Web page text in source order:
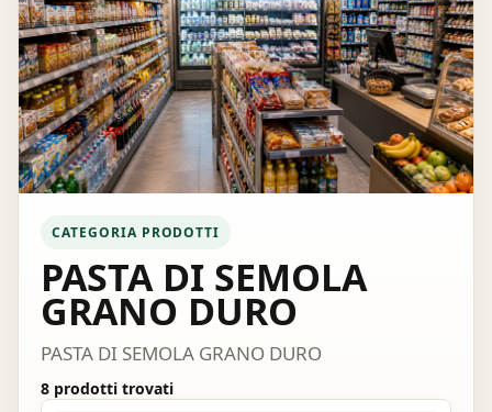
CATEGORIA PRODOTTI
PASTA DI SEMOLA
GRANO DURO
PASTA DI SEMOLA GRANO DURO
8 prodotti trovati